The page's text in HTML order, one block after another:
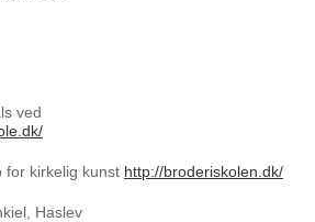
ved
for kirkelig kunst http://broderiskolen.dk/
Haslev